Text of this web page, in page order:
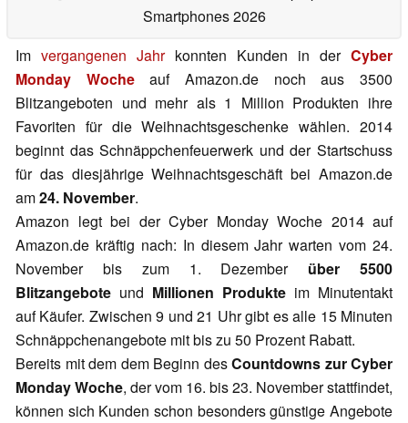
Smartphones 2026
Im vergangenen Jahrkonnten Kunden in der Cyber
Monday Wocheauf Amazon.de noch aus 3500
Blitzangeboten und mehr als 1 Million Produkten ihre
Favoriten für die Weihnachtsgeschenke wählen. 2014
beginnt das Schnäppchenfeuerwerk und der Startschuss
für das diesjährige Weihnachtsgeschäft bei Amazon.de
am24. November.
Amazon legt bei der Cyber Monday Woche 2014 auf
Amazon.de kräftig nach: In diesem Jahr warten vom 24.
November bis zum 1. Dezember über 5500
Blitzangebote und Millionen Produkte im Minutentakt
auf Käufer. Zwischen 9 und 21 Uhr gibt es alle 15 Minuten
Schnäppchenangebote mit bis zu 50 Prozent Rabatt.
Bereits mit dem dem Beginn desCountdowns zur Cyber
Monday Woche, der vom 16. bis 23. November stattfindet,
können sich Kunden schon besonders günstige Angebote